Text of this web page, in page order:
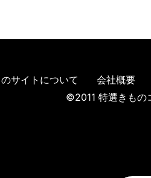
サイトについて 会社概要
©2011 特選きもの